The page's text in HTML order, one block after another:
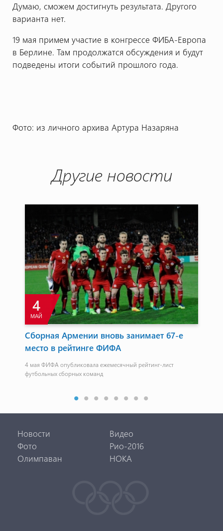
Думаю, сможем достигнуть результата. Другого
варианта нет.
19 мая примем участие в конгрессе ФИБА-Европа
в Берлине. Там продолжатся обсуждения и будут
подведены итоги событий прошлого года.
Фото: из личного архива Артура Назаряна
Другие новости
4
МАЙ
Сборная Армении вновь занимает 67-е
место в рейтинге ФИФА
4 мая ФИФА опубликовала ежемесячный рейтинг-лист
футбольных сборных команд
Новости
Видео
Фото
Рио-2016
Олимпаван
НОКА